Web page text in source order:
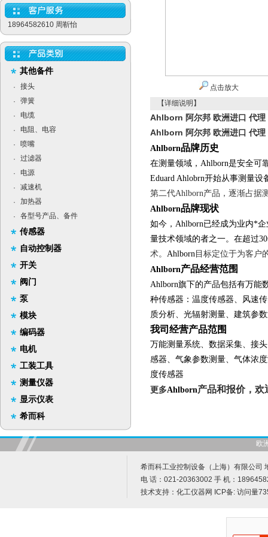
18964582610 周靳怡
其他备件
·
接头
·
弹簧
·
电缆
·
电阻、电容
·
喷嘴
·
过滤器
·
电源
·
减速机
·
加热器
·
各型号产品、备件
传感器
自动控制器
开关
阀门
泵
模块
编码器
电机
工装工具
测量仪器
显示仪表
希而科
点击放大
【详细说明】
Ahlborn 阿尔邦 欧洲进口 代
Ahlborn 阿尔邦 欧洲进口 代
Ahlborn品牌历史
在测量领域， Ahlborn是安全可
Eduard Ahlobrn开始从事测量设
第二代Ahlborn产品，逐渐占据
Ahlborn品牌现状
如今， Ahlborn已经成为业内*企
量技术领域的者之一。在超过30
术。 Ahlborn目标定位于为客户
Ahlborn产品经营范围
Ahlborn旗下的产品包括有万能
种传感器：温度传感器、风速
质分析、光辐射测量、建筑参
我司经营产品范围
万能测量系统、数据采集、接
感器、气象参数测量、气体浓
度传感器
更多Ahlborn产品和报价，欢
欧
希而科工业控制设备（上海）有限公司
电 话：021-20363002 手 机：
技术支持： 化工仪器网 ICP备: 访问量